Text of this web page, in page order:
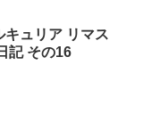
キュリア リマス
記 その16